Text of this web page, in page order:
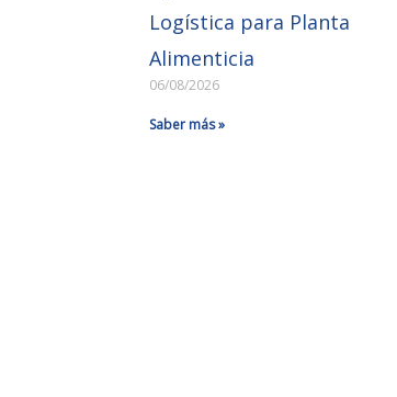
Logística para Planta
Alimenticia
06/08/2026
Saber más »